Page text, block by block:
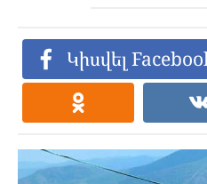
Կիսվել